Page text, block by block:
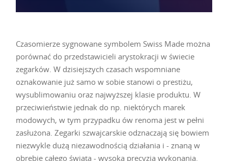
Czasomierze sygnowane symbolem Swiss Made można
porównać do przedstawicieli arystokracji w świecie
zegarków. W dzisiejszych czasach wspomniane
oznakowanie już samo w sobie stanowi o prestiżu,
wysublimowaniu oraz najwyższej klasie produktu. W
przeciwieństwie jednak do np. niektórych marek
modowych, w tym przypadku ów renoma jest w pełni
zasłużona. Zegarki szwajcarskie odznaczają się bowiem
niezwykle dużą niezawodnością działania i - znaną w
obrębie całego świata - wysoką precyzją wykonania.